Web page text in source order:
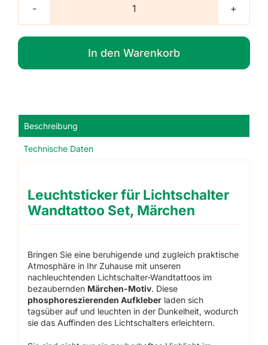
Leuchtsticker
für
Lichtschalter
Wandtattoo
Set,
In den Warenkorb
Beschreibung
Technische Daten
Leuchtsticker für Lichtschalter
Wandtattoo Set, Märchen
Bringen Sie eine beruhigende und zugleich praktische
Atmosphäre in Ihr Zuhause mit unseren
nachleuchtenden Lichtschalter-Wandtattoos im
bezaubernden Märchen-Motiv. Diese
phosphoreszierenden Aufkleber laden sich
tagsüber auf und leuchten in der Dunkelheit, wodurch
sie das Auffinden des Lichtschalters erleichtern.